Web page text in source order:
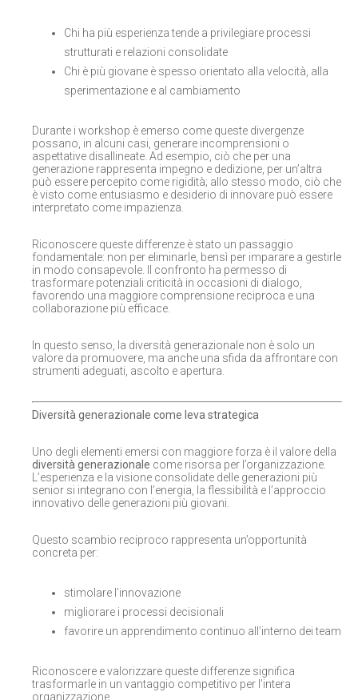
Chi ha più esperienza tende a privilegiare processi
strutturati e relazioni consolidate
Chi è più giovane è spesso orientato alla velocità, alla
sperimentazione e al cambiamento
Durante i workshop è emerso come queste divergenze
possano, in alcuni casi, generare incomprensioni o
aspettative disallineate. Ad esempio, ciò che per una
generazione rappresenta impegno e dedizione, per un’altra
può essere percepito come rigidità; allo stesso modo, ciò che
è visto come entusiasmo e desiderio di innovare può essere
interpretato come impazienza.
Riconoscere queste differenze è stato un passaggio
fondamentale: non per eliminarle, bensì per imparare a gestirle
in modo consapevole. Il confronto ha permesso di
trasformare potenziali criticità in occasioni di dialogo,
favorendo una maggiore comprensione reciproca e una
collaborazione più efficace.
In questo senso, la diversità generazionale non è solo un
valore da promuovere, ma anche una sfida da affrontare con
strumenti adeguati, ascolto e apertura.
Diversità generazionale come leva strategica
Uno degli elementi emersi con maggiore forza è il valore della
diversità generazionale come risorsa per l’organizzazione.
L’esperienza e la visione consolidate delle generazioni più
senior si integrano con l’energia, la flessibilità e l’approccio
innovativo delle generazioni più giovani.
Questo scambio reciproco rappresenta un’opportunità
concreta per:
stimolare l’innovazione
migliorare i processi decisionali
favorire un apprendimento continuo all’interno dei team
Riconoscere e valorizzare queste differenze significa
trasformarle in un vantaggio competitivo per l’intera
organizzazione.